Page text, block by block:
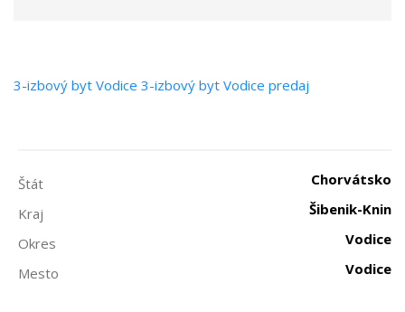
3-izbový byt Vodice 3-izbový byt Vodice predaj
Štát
Chorvátsko
Kraj
Šibenik-Knin
Okres
Vodice
Mesto
Vodice